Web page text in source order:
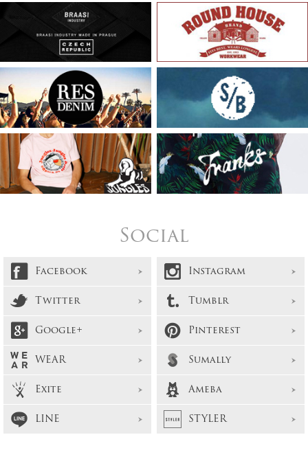
Social
Facebook
Instagram
Twitter
Tumblr
Google+
Pinterest
WEAR
Sumally
Exite
Ameba
LINE
STYLER